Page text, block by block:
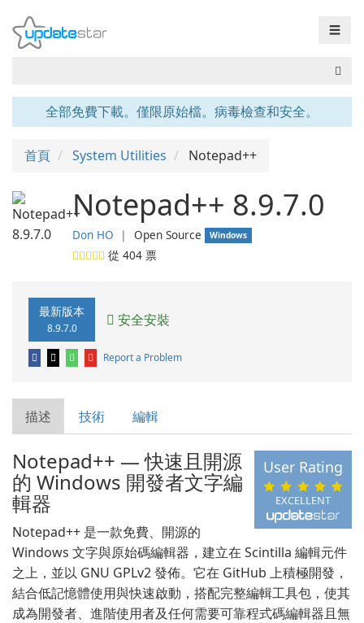
☰
全部免費下載。僅限原始檔。病毒檢查和安全。
首頁 System Utilities Notepad++
Notepad++ 8.9.7.0
Don HO ❘ Open Source Windows
從 404 票
最新版本
8.9.7.0 安全安裝
Report a Problem
描述 技術 編輯
EXCELLENT
User Rating
Notepad++ — 快速且開源
的 Windows 開發者文字編
輯器
Notepad++ 是一款免費、開源的
Windows 文字與原始碼編輯器，建立在 Scintilla 編輯元件
之上，並以 GNU GPLv2 發佈。它在 GitHub 上積極開發，
結合低記憶體使用與快速啟動，搭配完整編輯工具包，使其
成為開發者、進階使用者及任何需要可靠程式碼編輯器且無